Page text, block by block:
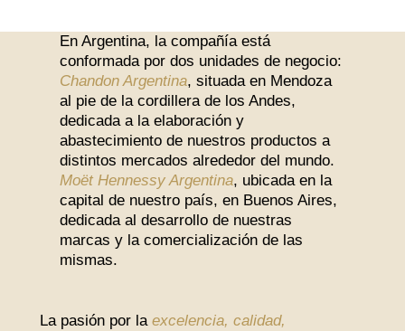
En Argentina, la compañía está
conformada por dos unidades de negocio:
Chandon Argentina, situada en Mendoza
al pie de la cordillera de los Andes,
dedicada a la elaboración y
abastecimiento de nuestros productos a
distintos mercados alrededor del mundo.
Moët Hennessy Argentina, ubicada en la
capital de nuestro país, en Buenos Aires,
dedicada al desarrollo de nuestras
marcas y la comercialización de las
mismas.
La pasión por la excelencia, calidad,